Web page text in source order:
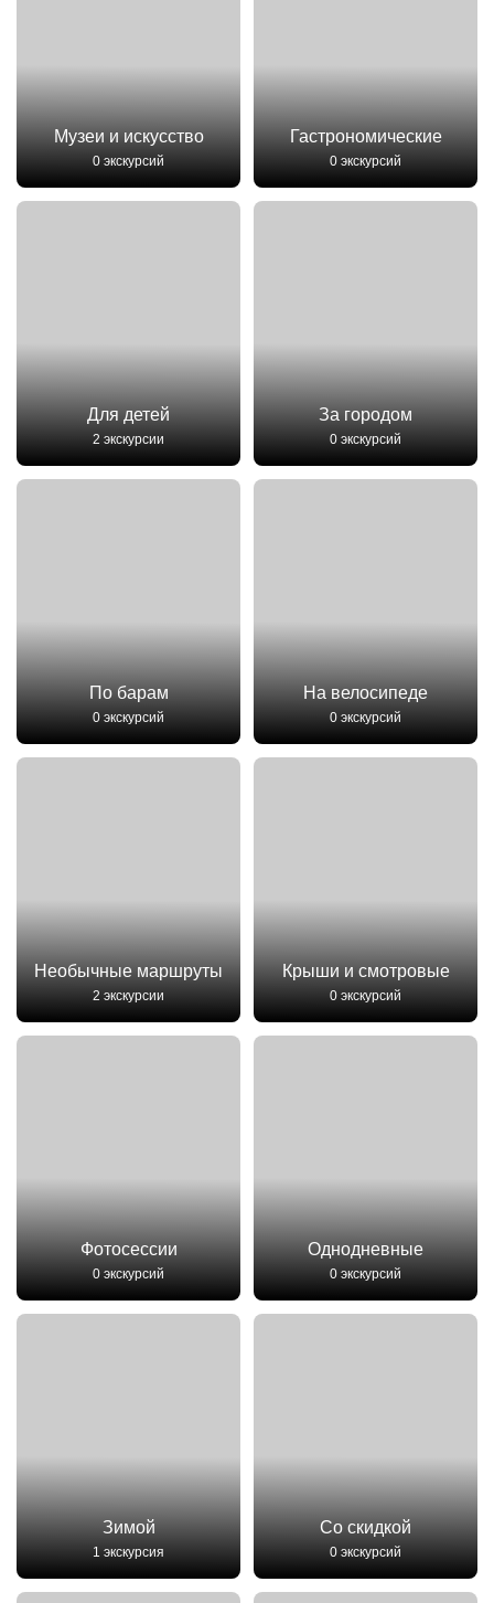
Музеи и искусство
0 экскурсий
Гастрономические
0 экскурсий
Для детей
2 экскурсии
За городом
0 экскурсий
По барам
0 экскурсий
На велосипеде
0 экскурсий
Необычные маршруты
2 экскурсии
Крыши и смотровые
0 экскурсий
Фотосессии
0 экскурсий
Однодневные
0 экскурсий
Зимой
1 экскурсия
Со скидкой
0 экскурсий